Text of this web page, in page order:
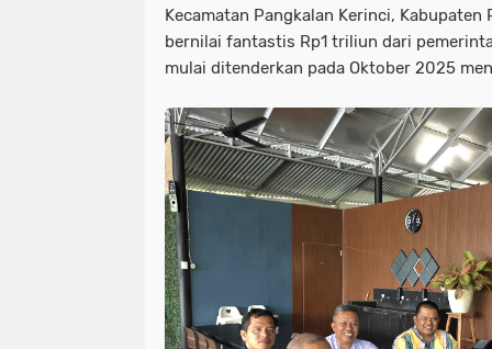
Kecamatan Pangkalan Kerinci, Kabupaten
bernilai fantastis Rp1 triliun dari
mulai ditenderkan pada Oktober 2025